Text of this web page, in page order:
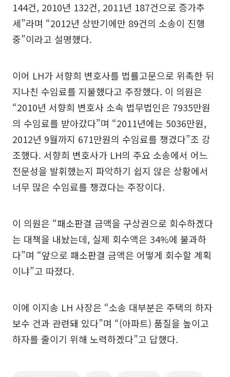
144건, 2010년 132건, 2011년 187건으로 증가추
세”라며 “2012년 상반기에만 89건의 소송이 진행
중”이라고 설명했다.
이어 LH가 서향희 변호사를 법률고문으로 위촉한 뒤
지나친 수임료를 지불했다고 주장했다. 이 의원은
“2010년 서향희 변호사 소속 법무법인은 7935만원
의 수임료를 받아갔다”며 “2011년에는 5036만원,
2012년 9월까지 671만원의 수임료를 챙겼다”조 강
조했다. 서향희 변호사가 LH의 주요 소송에서 어느
전문성을 발휘했는지 파악하기 쉽지 않은 상황에서
너무 많은 수임료를 챙겼다는 주장이다.
이 의원은 “패소판결 금액을 구상권으로 회수하겠다
는 대책을 내놨는데, 실제 회수액은 34%에 불과하
다”며 “앞으로 패소판결 금액은 어떻게 회수할 계획
이냐”고 따졌다.
이에 이지송 LH 사장은 “소송 대부분은 주택의 하자
보수 건과 관련돼 있다”며 “(아파트) 품질을 높이고
하자를 줄이기 위해 노력하겠다”고 답했다.